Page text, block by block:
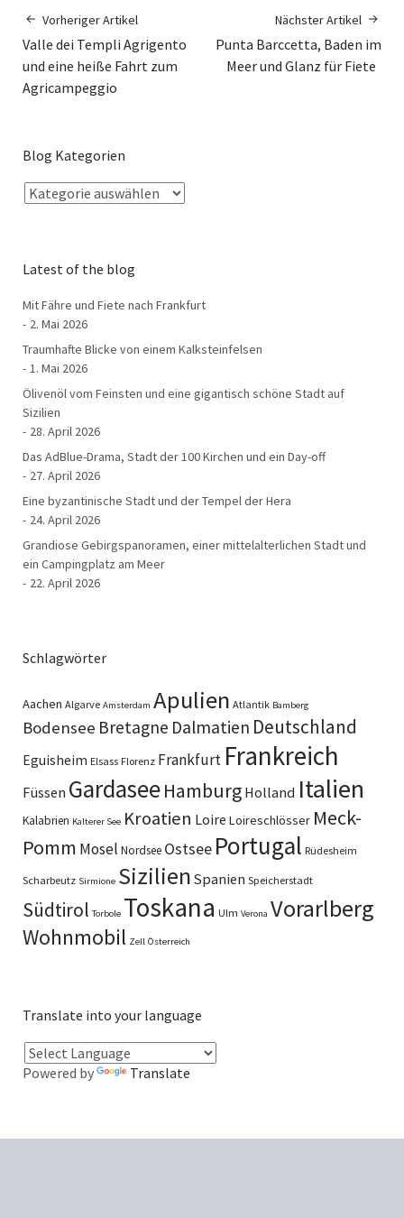
Vorheriger Artikel
Valle dei Templi Agrigento
und eine heiße Fahrt zum
Agricampeggio
Nächster Artikel
Punta Barccetta, Baden im
Meer und Glanz für Fiete
Blog Kategorien
Latest of the blog
Mit Fähre und Fiete nach Frankfurt
2. Mai 2026
Traumhafte Blicke von einem Kalksteinfelsen
1. Mai 2026
Ölivenöl vom Feinsten und eine gigantisch schöne Stadt auf
Sizilien
28. April 2026
Das AdBlue-Drama, Stadt der 100 Kirchen und ein Day-off
27. April 2026
Eine byzantinische Stadt und der Tempel der Hera
24. April 2026
Grandiose Gebirgspanoramen, einer mittelalterlichen Stadt und
ein Campingplatz am Meer
22. April 2026
Schlagwörter
Aachen Algarve Amsterdam Apulien Atlantik Bamberg
Bodensee Bretagne Dalmatien Deutschland
Eguisheim Elsass Florenz Frankfurt Frankreich
Füssen GardaseeHamburg Holland Italien
Kalabrien Kalterer See Kroatien Loire Loireschlösser Meck-
Pomm Mosel Nordsee Ostsee Portugal Rüdesheim
Scharbeutz Sirmione Sizilien Spanien Speicherstadt
Südtirol Torbole Toskana Ulm Verona Vorarlberg
Wohnmobil Zell Österreich
Translate into your language
Powered by Translate